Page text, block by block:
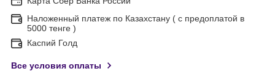
Наложенный платеж по Казахстану ( с предоплатой в
5000 тенге )
Каспий Голд
Все условия оплаты